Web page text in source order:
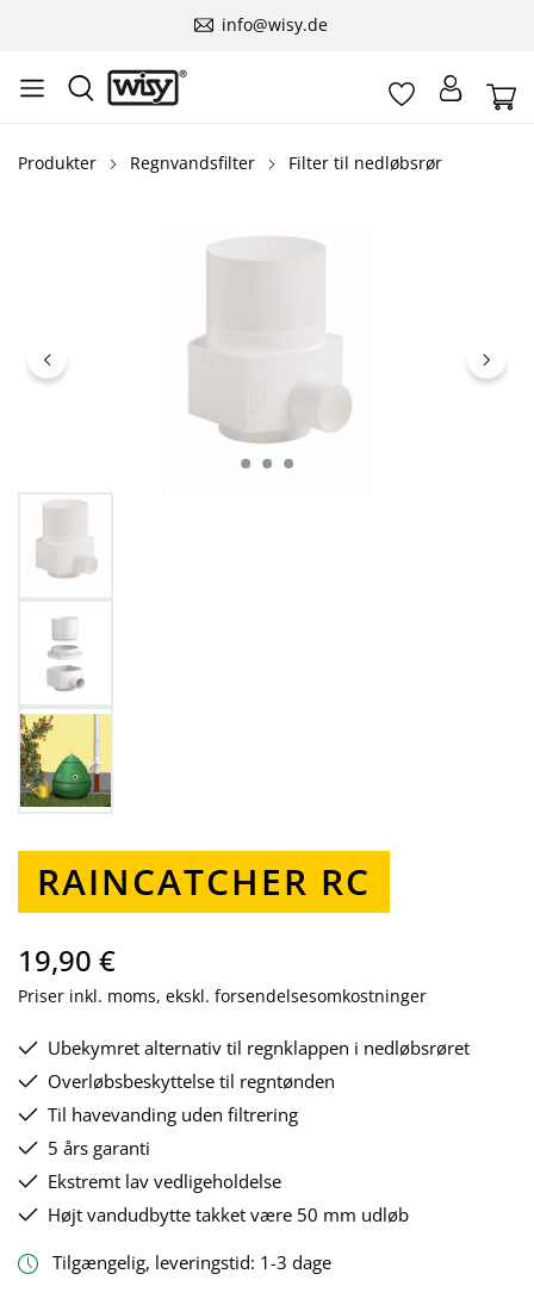
info@wisy.de
Produkter Regnvandsfilter Filter til nedløbsrør
Spring over billedgalleri
RAINCATCHER RC
19,90 €
Priser inkl. moms, ekskl. forsendelsesomkostninger
Ubekymret alternativ til regnklappen i nedløbsrøret
Overløbsbeskyttelse til regntønden
Til havevanding uden filtrering
5 års garanti
Ekstremt lav vedligeholdelse
Højt vandudbytte takket være 50 mm udløb
Tilgængelig, leveringstid: 1-3 dage